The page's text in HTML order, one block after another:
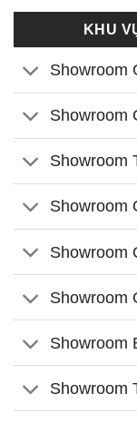
KHU
Showroom
Showroom
Showroom
Showroom
Showroom
Showroom
Showroom
Showroom